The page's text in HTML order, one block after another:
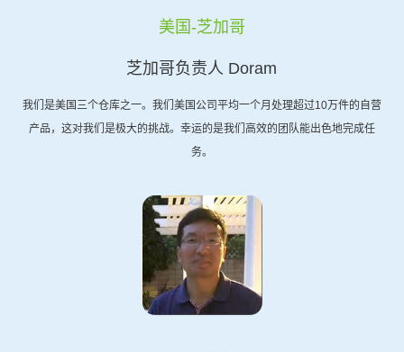
美国-芝加哥
芝加哥负责人 Doram
我们是美国三个仓库之一。我们美国公司平均一个月处理超过10万件的自营
产品，这对我们是极大的挑战。幸运的是我们高效的团队能出色地完成任
务。